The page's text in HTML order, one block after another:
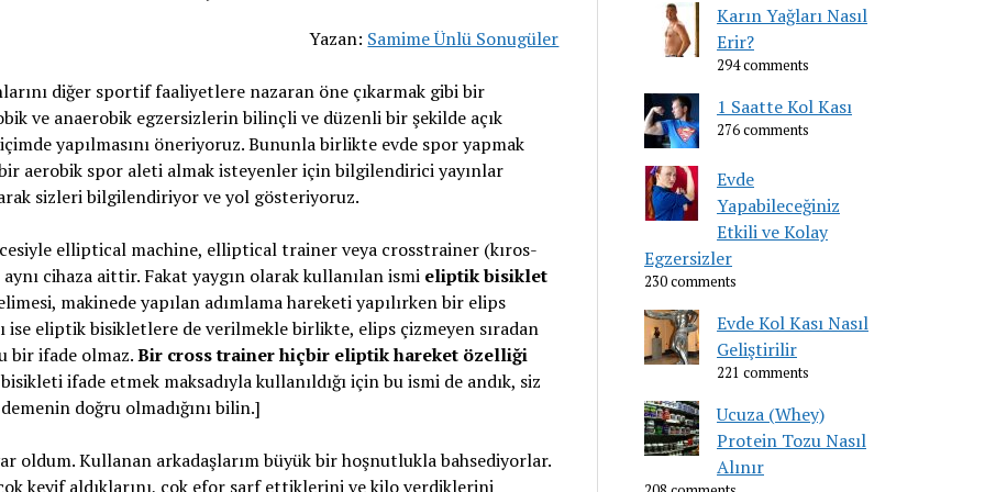
Yazan: Samime Ünlü Sonugüler
diğer sportif faaliyetlere nazaran öne çıkarmak gibi bir
ve anaerobik egzersizlerin bilinçli ve düzenli bir şekilde açık
yapılmasını öneriyoruz. Bununla birlikte evde spor yapmak
aerobik spor aleti almak isteyenler için bilgilendirici yayınlar
sizleri bilgilendiriyor ve yol gösteriyoruz.
elliptical machine, elliptical trainer veya crosstrainer (kıros-
cihaza aittir. Fakat yaygın olarak kullanılan ismi eliptik bisiklet
makinede yapılan adımlama hareketi yapılırken bir elips
ise eliptik bisikletlere de verilmekle birlikte, elips çizmeyen sıradan
bir ifade olmaz.Bir cross trainer hiçbir eliptik hareket özelliği
ifade etmek maksadıyla kullanıldığı için bu ismi de andık, siz
doğru olmadığını bilin.]
oldum. Kullanan arkadaşlarım büyük bir hoşnutlukla bahsediyorlar.
keyif aldıklarını, çok efor sarf ettiklerini ve kilo verdiklerini
Karın Yağları Nasıl
Erir?
294 comments
1 Saatte Kol Kası
276 comments
Evde
Yapabileceğiniz
Etkili ve Kolay
Egzersizler
230 comments
Evde Kol Kası Nasıl
Geliştirilir
221 comments
Ucuza (Whey)
Protein Tozu Nasıl
Alınır